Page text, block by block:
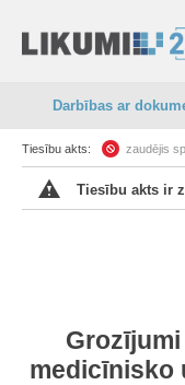
Darbības ar
Tiesību akts: zaudējis
Tiesību akts ir
medicīnisko